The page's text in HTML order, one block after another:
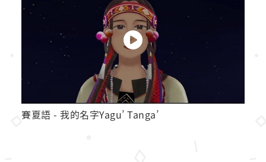
賽夏語 - 我的名字Yagu’ Tanga’